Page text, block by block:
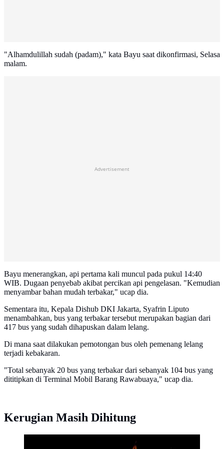
"Alhamdulillah sudah (padam)," kata Bayu saat dikonfirmasi, Selasa
malam.
Advertisement
Bayu menerangkan, api pertama kali muncul pada pukul 14:40
WIB. Dugaan penyebab akibat percikan api pengelasan. "Kemudian
menyambar bahan mudah terbakar," ucap dia.
Sementara itu, Kepala Dishub DKI Jakarta, Syafrin Liputo
menambahkan, bus yang terbakar tersebut merupakan bagian dari
417 bus yang sudah dihapuskan dalam lelang.
Di mana saat dilakukan pemotongan bus oleh pemenang lelang
terjadi kebakaran.
"Total sebanyak 20 bus yang terbakar dari sebanyak 104 bus yang
dititipkan di Terminal Mobil Barang Rawabuaya," ucap dia.
Kerugian Masih Dihitung
Ilustrasi Kebakaran. (Freepik/ArthurHidden)